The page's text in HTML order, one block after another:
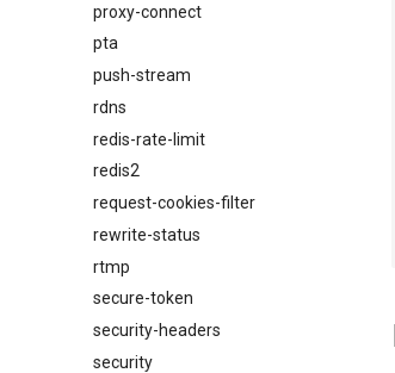
proxy-connect
pta
push-stream
rdns
redis-rate-limit
redis2
request-cookies-filter
rewrite-status
rtmp
secure-token
security-headers
security